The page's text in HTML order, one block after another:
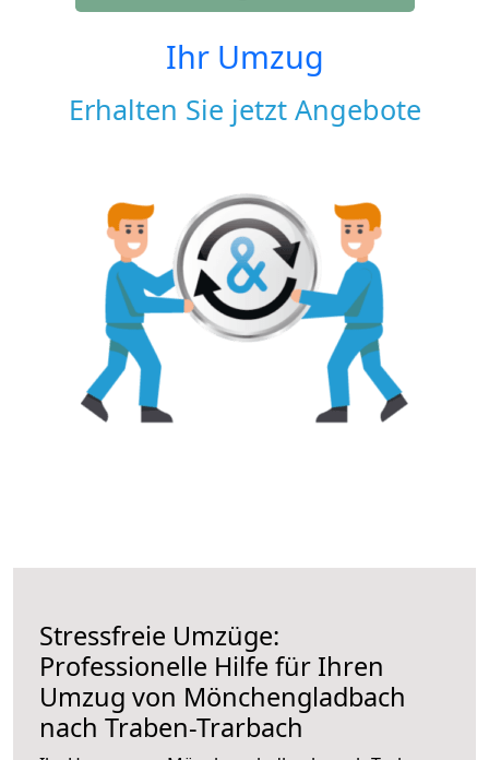
Ihr Umzug
Erhalten Sie jetzt Angebote
Stressfreie Umzüge:
Professionelle Hilfe für Ihren
Umzug von Mönchengladbach
nach Traben-Trarbach